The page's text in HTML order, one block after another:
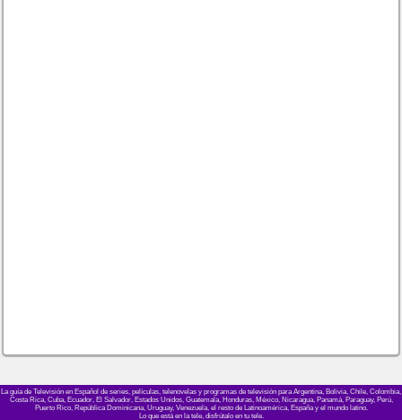
La guía de Televisión en Español de series, películas, telenovelas y programas de televisión para Argentina, Bolivia, Chile, Colombia,
Costa Rica, Cuba, Ecuador, El Salvador, Estados Unidos, Guatemala, Honduras, México, Nicaragua, Panamá, Paraguay, Perú,
Puerto Rico, República Dominicana, Uruguay, Venezuela, el resto de Latinoamérica, España y el mundo latino.
Lo que está en la tele, disfrútalo en tu tele.